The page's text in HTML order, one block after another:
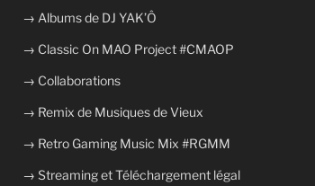
→ Albums de DJ YAK’Ô
→ Classic On MAO Project #CMAOP
→ Collaborations
→ Remix de Musiques de Vieux
→ Retro Gaming Music Mix #RGMM
→ Streaming et Téléchargement légal